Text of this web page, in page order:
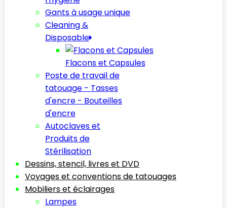
Gants à usage unique
Cleaning &
Disposable
Flacons et Capsules
Poste de travail de
tatouage - Tasses
d'encre - Bouteilles
d'encre
Autoclaves et
Produits de
Stérilisation
Dessins, stencil, livres et DVD
Voyages et conventions de tatouages
Mobiliers et éclairages
Lampes